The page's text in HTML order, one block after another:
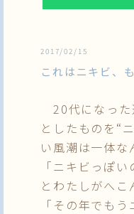
2017/02/15
これはニキビ、
20代になった
としたものを“
い風潮は一体な
「ニキビっぽい
とわたしがへこ
「その年でも